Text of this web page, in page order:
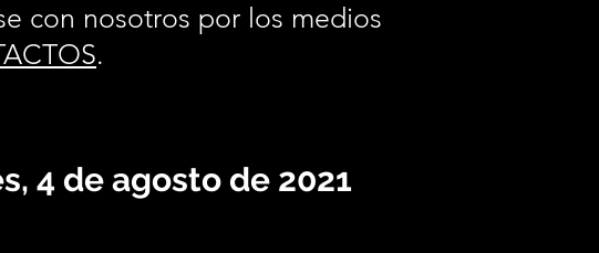
con nosotros por los medios
.
4 de agosto de 2021